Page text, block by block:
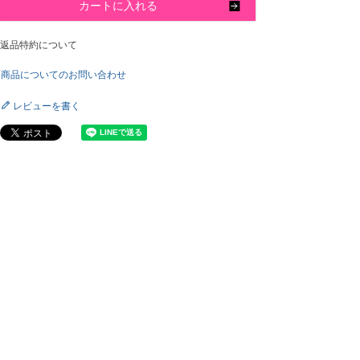
カートに入れる
返品特約について
商品についてのお問い合わせ
レビューを書く